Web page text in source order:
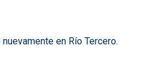
en Río Tercero.